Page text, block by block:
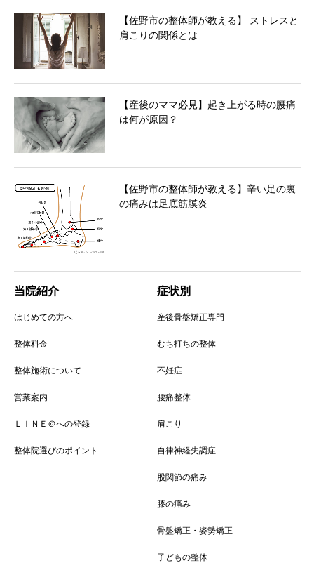
【佐野市の整体師が教える】 ストレスと
肩こりの関係とは
【産後のママ必見】起き上がる時の腰痛
は何が原因？
【佐野市の整体師が教える】辛い足の裏
の痛みは足底筋膜炎
当院紹介
はじめての方へ
整体料金
整体施術について
営業案内
ＬＩＮＥ＠への登録
整体院選びのポイント
症状別
産後骨盤矯正専門
むち打ちの整体
不妊症
腰痛整体
肩こり
自律神経失調症
股関節の痛み
膝の痛み
骨盤矯正・姿勢矯正
子どもの整体